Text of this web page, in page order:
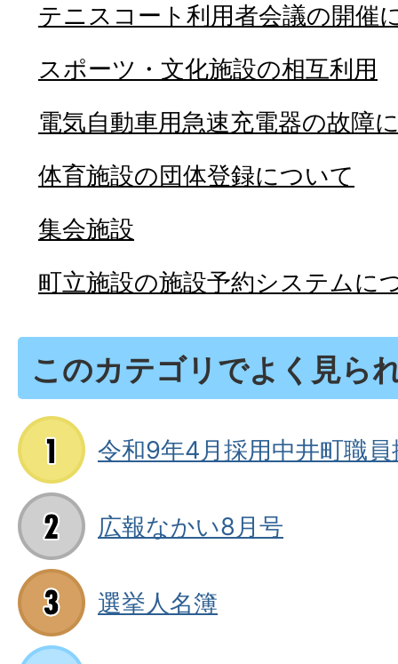
テニスコート利用者会議の開催
スポーツ・文化施設の相互利用
電気自動車用急速充電器の故障
体育施設の団体登録について
集会施設
町立施設の施設予約システムに
このカテゴリでよく見ら
令和9年4月採用中井町職
広報なかい8月号
選挙人名簿